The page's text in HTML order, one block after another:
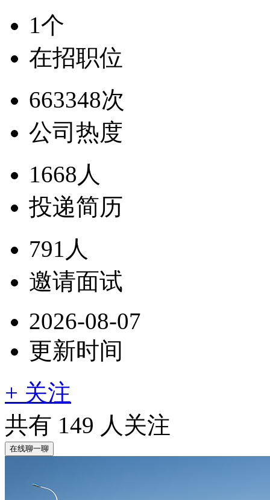
1个
在招职位
663348次
公司热度
1668人
投递简历
791人
邀请面试
2026-08-07
更新时间
+ 关注
共有 149 人关注
在线聊一聊